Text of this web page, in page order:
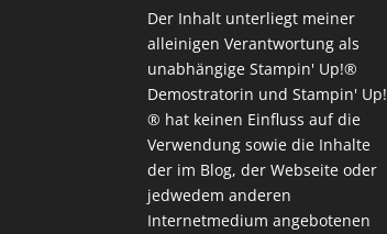
Der Inhalt unterliegt meiner
alleinigen Verantwortung als
unabhängige Stampin' Up!®
Demostratorin und Stampin' Up!
® hat keinen Einfluss auf die
Verwendung sowie die Inhalte
der im Blog, der Webseite oder
jedwedem anderen
Internetmedium angebotenen